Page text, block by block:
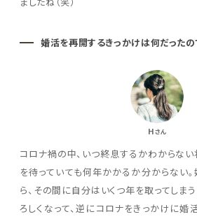
婚活を再開するきっかけは何だったの
Hさん
コロナ禍の中、いつ終息するかわからな
を待っていても何年かかるか分からない
ら、その間に自分はいくつ年を取ってしま
ろしくなって、逆にコロナをきっかけに